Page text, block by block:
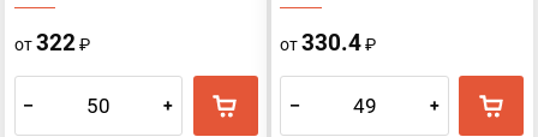
от322₽
– +
от330.4₽
– +